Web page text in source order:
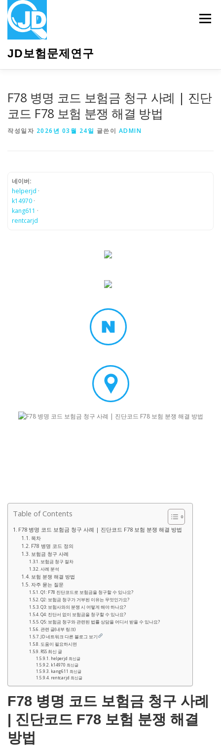
JD보험문제연구
메뉴
F78 병명 코드 보험금 청구 사례 | 진단
코드 F78 보험 분쟁 해결 방법
작성일자 2026년 03월 24일 글쓴이 ADMIN
네이버:
helperjd ·
k14970 ·
kang611 ·
rentcarjd
Table of Contents
F78 병명 코드 보험금 청구 사례 | 진단코드 F78 보험 분쟁 해결 방법
목차
F78 병명 코드 정의
보험금 청구 사례
보험금 청구 절차
사례 분석
보험 분쟁 해결 방법
자주 묻는 질문
Q1: F78 진단코드로 보험금을 청구할 수 있나요?
Q2: 보험금 청구가 거부된 이유는 무엇인가요?
Q3: 보험사와의 분쟁 시 어떻게 해야 하나요?
Q4: 진단서 없이 보험금을 청구할 수 있나요?
Q5: 보험금 청구와 관련된 법률 상담을 어디서 받을 수 있나요?
관련 글(내부 링크)
JD 네트워크 다른 블로그 보기
도움이 필요하시면
RSS 최신 글
helperjd 최신글
k14970 최신글
kang611 최신글
rentcarjd 최신글
F78 병명 코드 보험금 청구 사례
| 진단코드 F78 보험 분쟁 해결
방법